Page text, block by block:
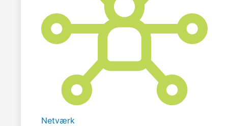
Netværk